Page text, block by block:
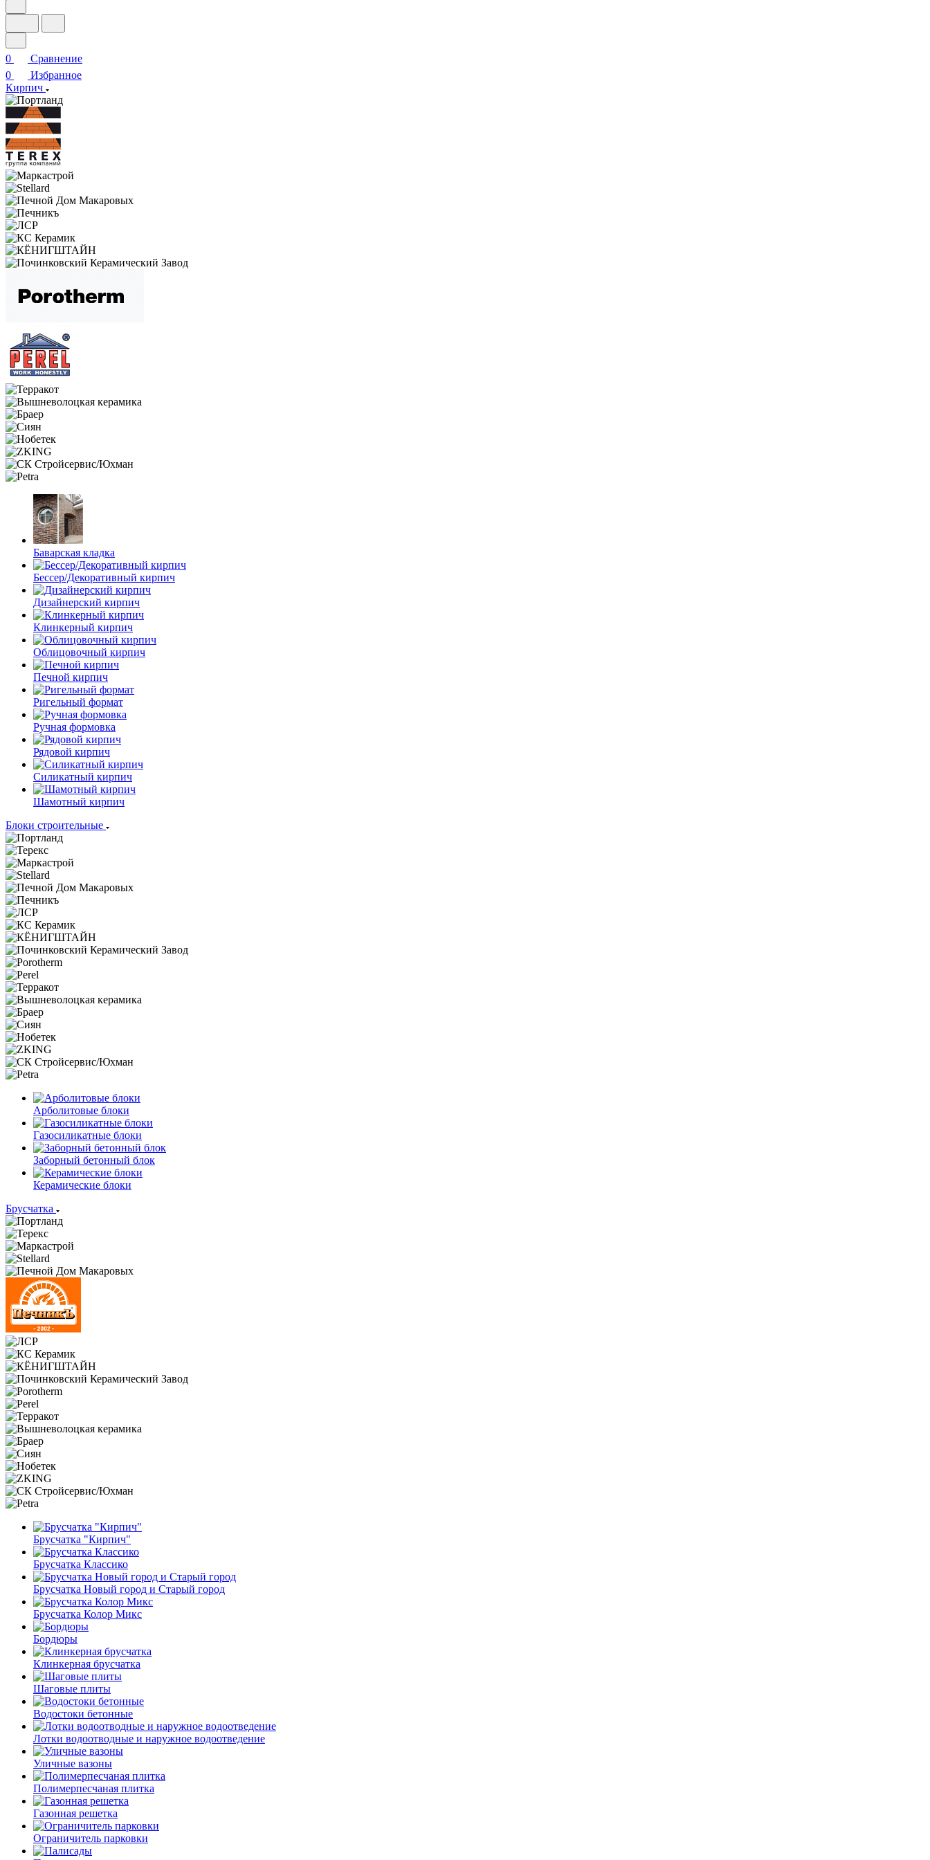
0
Сравнение
0
Избранное
Кирпич
Баварская кладка
Бессер/Декоративный кирпич
Дизайнерский кирпич
Клинкерный кирпич
Облицовочный кирпич
Печной кирпич
Ригельный формат
Ручная формовка
Рядовой кирпич
Силикатный кирпич
Шамотный кирпич
Блоки строительные
Арболитовые блоки
Газосиликатные блоки
Заборный бетонный блок
Керамические блоки
Брусчатка
Брусчатка "Кирпич"
Брусчатка Классико
Брусчатка Новый город и Старый город
Брусчатка Колор Микс
Бордюры
Клинкерная брусчатка
Шаговые плиты
Водостоки бетонные
Лотки водоотводные и наружное водоотведение
Уличные вазоны
Полимерпесчаная плитка
Газонная решетка
Ограничитель парковки